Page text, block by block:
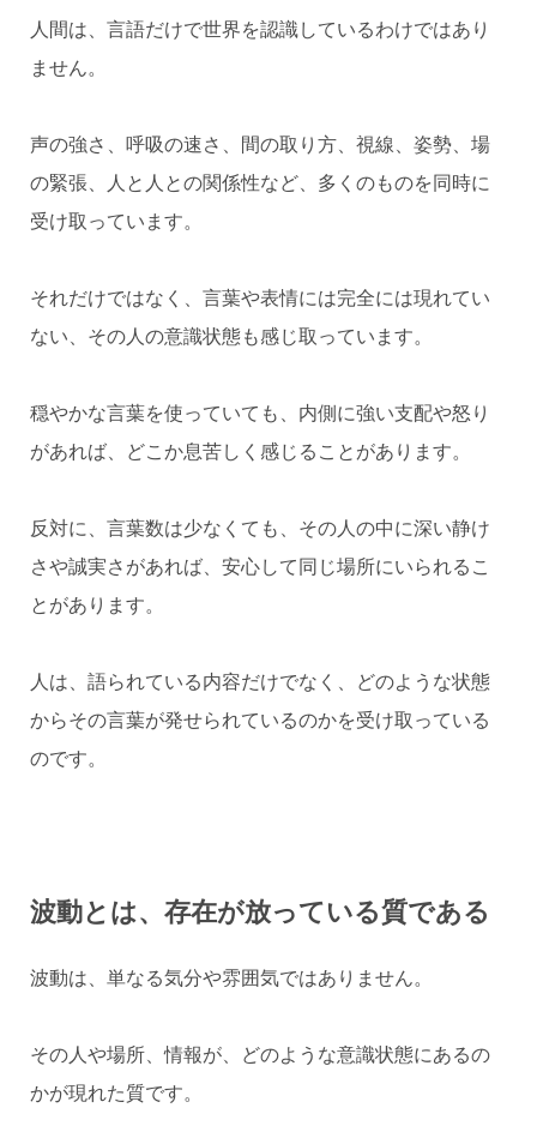
人間は、言語だけで世界を認識しているわけではあり
ません。
声の強さ、呼吸の速さ、間の取り方、視線、姿勢、場
の緊張、人と人との関係性など、多くのものを同時に
受け取っています。
それだけではなく、言葉や表情には完全には現れてい
ない、その人の意識状態も感じ取っています。
穏やかな言葉を使っていても、内側に強い支配や怒り
があれば、どこか息苦しく感じることがあります。
反対に、言葉数は少なくても、その人の中に深い静け
さや誠実さがあれば、安心して同じ場所にいられるこ
とがあります。
人は、語られている内容だけでなく、どのような状態
からその言葉が発せられているのかを受け取っている
のです。
波動とは、存在が放っている質である
波動は、単なる気分や雰囲気ではありません。
その人や場所、情報が、どのような意識状態にあるの
かが現れた質です。